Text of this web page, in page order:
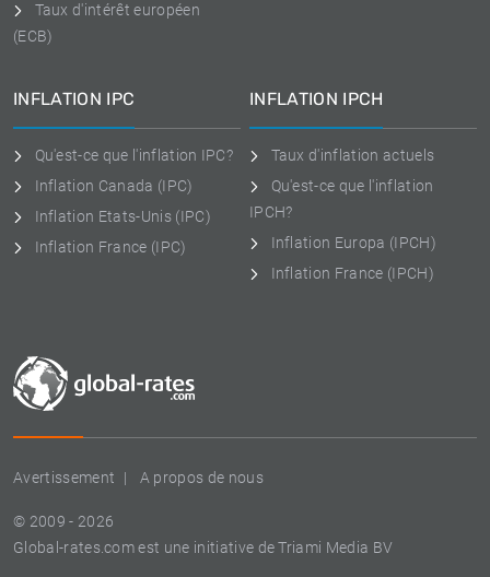
Avertissement A propos de nous
© 2009 - 2026
Global-rates.com est une initiative de Triami Media BV
Taux d'intérêt européen
(ECB)
INFLATION IPC
Qu'est-ce que l'inflation IPC?
Inflation Canada (IPC)
Inflation Etats-Unis (IPC)
Inflation France (IPC)
INFLATION IPCH
Taux d'inflation actuels
Qu'est-ce que l'inflation
IPCH?
Inflation Europa (IPCH)
Inflation France (IPCH)